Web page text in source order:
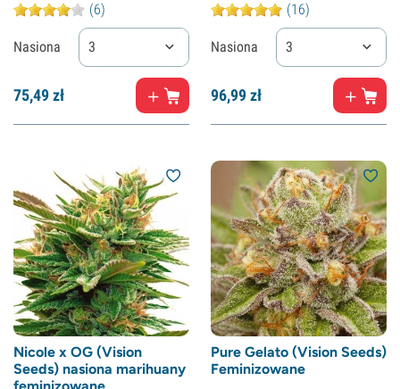
(6)
Nasiona 3
75,49zł
(16)
Nasiona 3
96,99zł
Nicole x OG (Vision
Seeds) nasiona marihuany
Pure Gelato (Vision Seeds)
Feminizowane